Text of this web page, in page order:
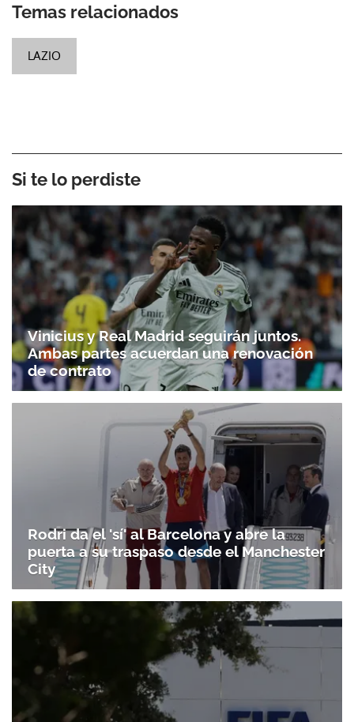
Temas relacionados
LAZIO
Si te lo perdiste
Vinicius y Real Madrid seguirán juntos.
Ambas partes acuerdan una renovación
de contrato
Rodri da el 'sí' al Barcelona y abre la
puerta a su traspaso desde el Manchester
City